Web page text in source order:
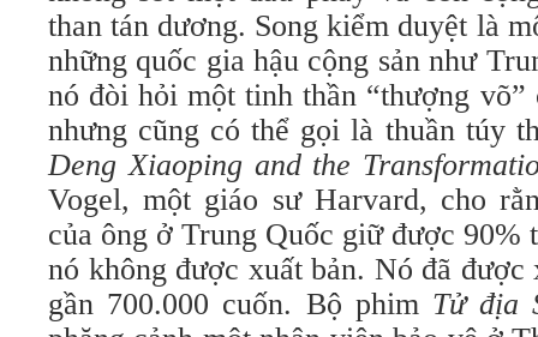
than tán dương. Song kiểm duyệt là
những quốc gia hậu cộng sản như
nó đòi hỏi một tinh thần “thượng
nhưng cũng có thể gọi là thuần túy
Deng Xiaoping and the
Vogel, một giáo sư Harvard, cho
của ông ở Trung Quốc giữ được 90%
nó không được xuất bản. Nó đã được
gần 700.000 cuốn. Bộ phim Tử địa